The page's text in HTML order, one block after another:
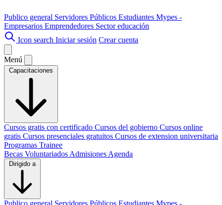
Publico general Servidores Públicos Estudiantes Mypes -
Empresarios Emprendedores Sector educación
Icon search Iniciar sesión Crear cuenta
Menú
Capacitaciones
Cursos gratis con certificado Cursos del gobierno Cursos online
gratis Cursos presenciales gratuitos Cursos de extension universitaria
Programas Trainee
Becas Voluntariados Admisiones Agenda
Dirigido a
Publico general Servidores Públicos Estudiantes Mypes -